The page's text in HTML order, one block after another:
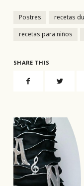
Postres recetas
recetas para niños
SHARE THIS